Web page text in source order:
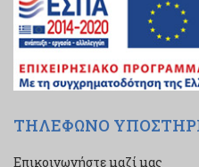
ΤΗΛΕΦΩΝΟ
Επικοινωνήστε μαζί μας